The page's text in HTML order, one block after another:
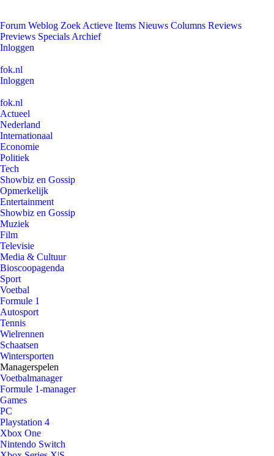
Forum Weblog Zoek Actieve Items Nieuws Columns Reviews
Previews Specials Archief
Inloggen
fok.nl
Inloggen
fok.nl
Actueel
Nederland
Internationaal
Economie
Politiek
Tech
Showbiz en Gossip
Opmerkelijk
Entertainment
Showbiz en Gossip
Muziek
Film
Televisie
Media & Cultuur
Bioscoopagenda
Sport
Voetbal
Formule 1
Autosport
Tennis
Wielrennen
Schaatsen
Wintersporten
Managerspelen
Voetbalmanager
Formule 1-manager
Games
PC
Playstation 4
Xbox One
Nintendo Switch